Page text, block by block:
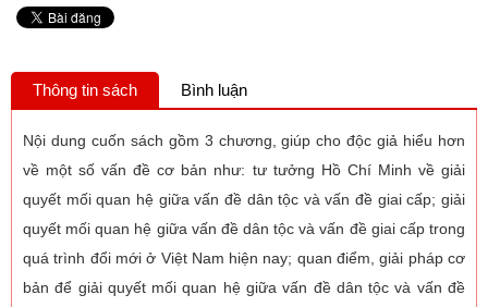
Thông tin sách Bình luận
Nội dung cuốn sách gồm 3 chương, giúp cho độc giả hiểu hơn
về một số vấn đề cơ bản như: tư tưởng Hồ Chí Minh về giải
quyết mối quan hệ giữa vấn đề dân tộc và vấn đề giai cấp; giải
quyết mối quan hệ giữa vấn đề dân tộc và vấn đề giai cấp trong
quá trình đổi mới ở Việt Nam hiện nay; quan điểm, giải pháp cơ
bản để giải quyết mối quan hệ giữa vấn đề dân tộc và vấn đề